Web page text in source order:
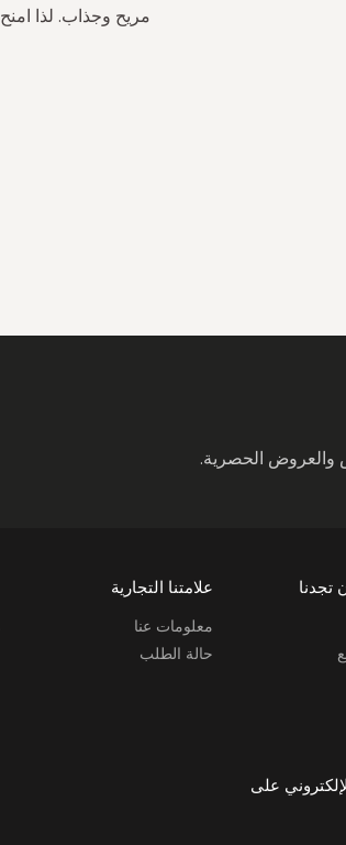
مريح وجذاب. لذا
الحصرية.
تجدنا علامتنا التجارية
معلومات عنا
حالة الطلب
على